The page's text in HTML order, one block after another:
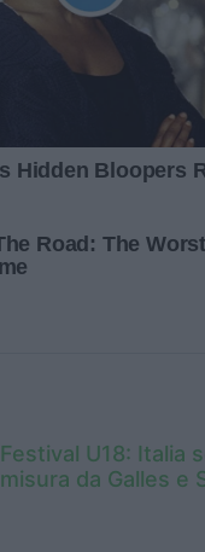
Festival U18: Italia
misura da Galles e